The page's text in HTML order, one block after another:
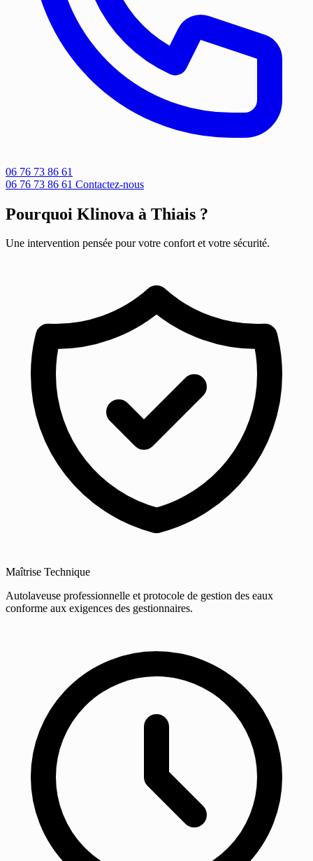
06 76 73 86 61
06 76 73 86 61 Contactez-nous
Pourquoi Klinova à Thiais ?
Une intervention pensée pour votre confort et votre sécurité.
Maîtrise Technique
Autolaveuse professionnelle et protocole de gestion des eaux
conforme aux exigences des gestionnaires.